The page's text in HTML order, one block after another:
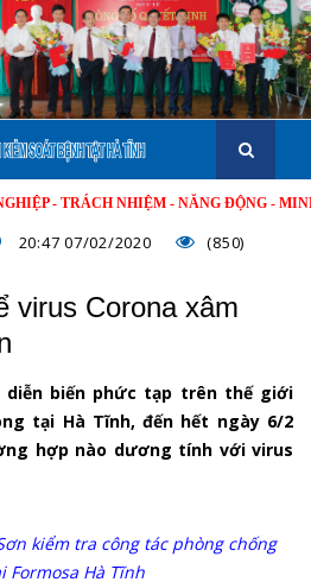
- TRÁCH NHIỆM - NĂNG ĐỘNG - MINH
20:47 07/02/2020 (850)
virus Corona xâm
diễn biến phức tạp trên thế giới
tại Hà Tĩnh, đến hết ngày 6/2
hợp nào dương tính với virus
kiểm tra công tác phòng chống
Formosa Hà Tĩnh